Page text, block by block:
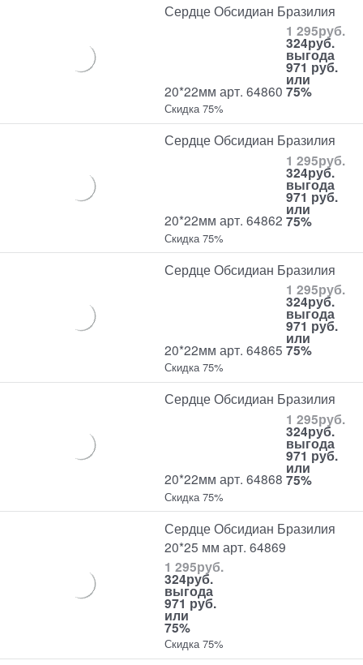
Сердце Обсидиан Бразилия
20*22мм арт. 64860
1 295руб.
324руб.
выгода
971 руб.
или
75%
Скидка 75%
Сердце Обсидиан Бразилия
20*22мм арт. 64862
1 295руб.
324руб.
выгода
971 руб.
или
75%
Скидка 75%
Сердце Обсидиан Бразилия
20*22мм арт. 64865
1 295руб.
324руб.
выгода
971 руб.
или
75%
Скидка 75%
Сердце Обсидиан Бразилия
20*22мм арт. 64868
1 295руб.
324руб.
выгода
971 руб.
или
75%
Скидка 75%
Сердце Обсидиан Бразилия
20*25 мм арт. 64869
1 295руб.
324руб.
выгода
971 руб.
или
75%
Скидка 75%